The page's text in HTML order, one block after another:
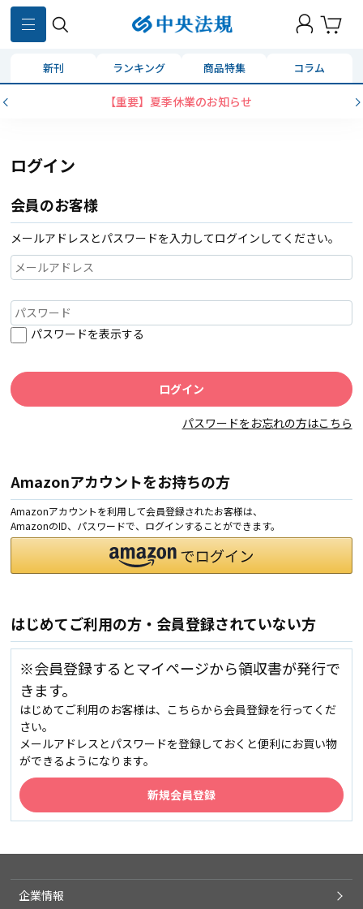
新刊 ランキング 商品特集 コラム
【重要】夏季休業のお知らせ
ログイン
会員のお客様
メールアドレスとパスワードを入力してログインしてください。
パスワードを表示する
パスワードをお忘れの方はこちら
Amazonアカウントをお持ちの方
Amazonアカウントを利用して会員登録されたお客様は、
AmazonのID、パスワードで、ログインすることができます。
はじめてご利用の方・会員登録されていない方
※会員登録するとマイページから領収書が発行で
きます。
はじめてご利用のお客様は、こちらから会員登録を行ってくだ
さい。
メールアドレスとパスワードを登録しておくと便利にお買い物
ができるようになります。
企業情報